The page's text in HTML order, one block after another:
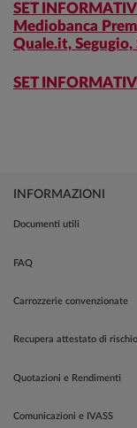
SET
Mediobanca
Quale.it, Segugio,
SET
INFORMAZIONI
Documenti utili
FAQ
Carrozzerie convenzionate
Recupera attestato di rischio
Quotazioni e Rendimenti
Comunicazioni e IVASS